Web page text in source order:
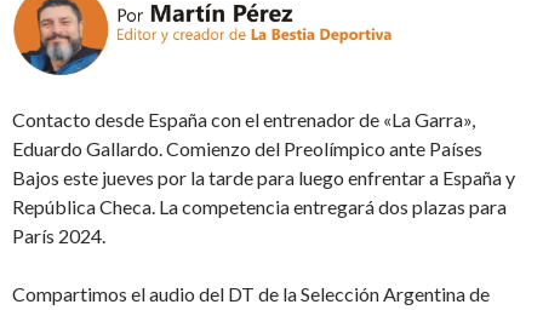
Contacto desde España con el entrenador de «La Garra»,
Eduardo Gallardo. Comienzo del Preolímpico ante Países
Bajos este jueves por la tarde para luego enfrentar a España y
República Checa. La competencia entregará dos plazas para
París 2024.
Compartimos el audio del DT de la Selección Argentina de